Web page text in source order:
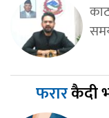
फरारकैदी